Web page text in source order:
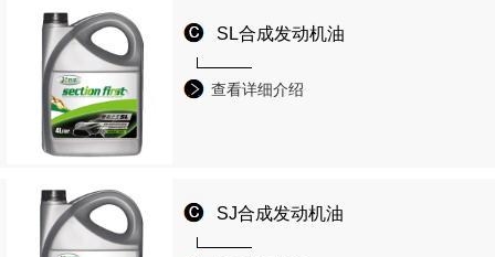
SL合成发动机油
查看详细介绍
SJ合成发动机油